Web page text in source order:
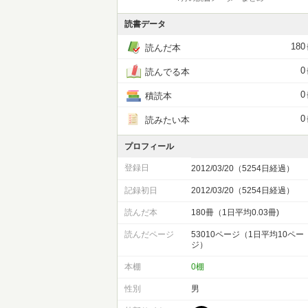
読書データ
読んだ本 180
読んでる本 0
積読本 0
読みたい本 0
プロフィール
登録日 2012/03/20（5254日経過）
記録初日 2012/03/20（5254日経過）
読んだ本 180冊（1日平均0.03冊)
読んだページ
53010ページ（1日平均10ペー
ジ）
本棚 0棚
性別 男